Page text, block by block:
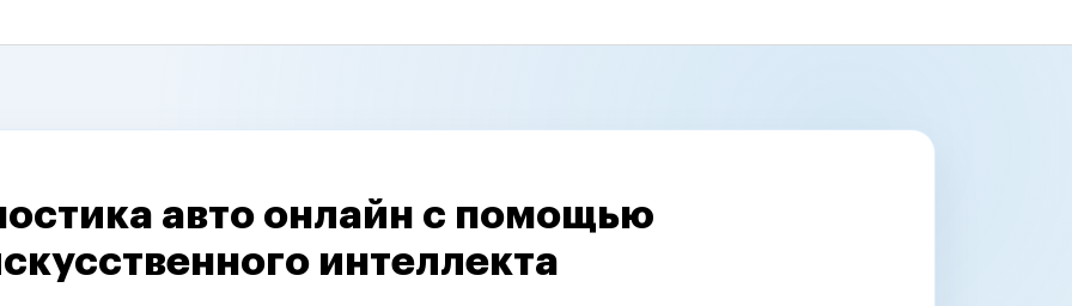
авто онлайн с помощью
интеллекта